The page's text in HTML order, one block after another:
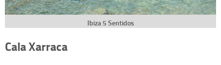
Ibiza 5 Sentidos
Cala Xarraca